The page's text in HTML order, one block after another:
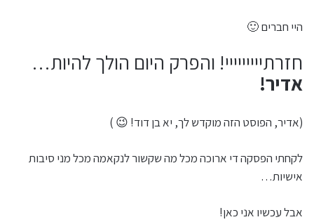
היי חברים 🙂
חזרתייייייייי! והפרק היום הולך להיות…
אדיר!
(אדיר, הפוסט הזה מוקדש לך, יא בן דוד! 😉 )
לקחתי הפסקה די ארוכה מכל מה שקשור לנקאמה מכל מני סיבות
אישיות…
אבל עכשיו אני כאן!